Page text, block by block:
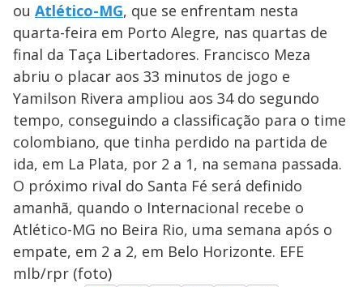
ou Atlético-MG, que se enfrentam nesta
quarta-feira em Porto Alegre, nas quartas de
final da Taça Libertadores. Francisco Meza
abriu o placar aos 33 minutos de jogo e
Yamilson Rivera ampliou aos 34 do segundo
tempo, conseguindo a classificação para o time
colombiano, que tinha perdido na partida de
ida, em La Plata, por 2 a 1, na semana passada.
O próximo rival do Santa Fé será definido
amanhã, quando o Internacional recebe o
Atlético-MG no Beira Rio, uma semana após o
empate, em 2 a 2, em Belo Horizonte. EFE
mlb/rpr (foto)